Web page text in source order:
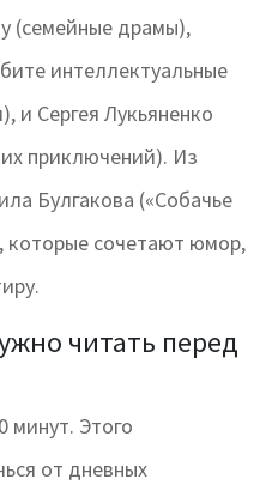
(семейные драмы),
интеллектуальные
и Сергея Лукьяненко
приключений). Из
Булгакова («Собачье
которые сочетают юмор,
читать перед
минут. Этого
от дневных